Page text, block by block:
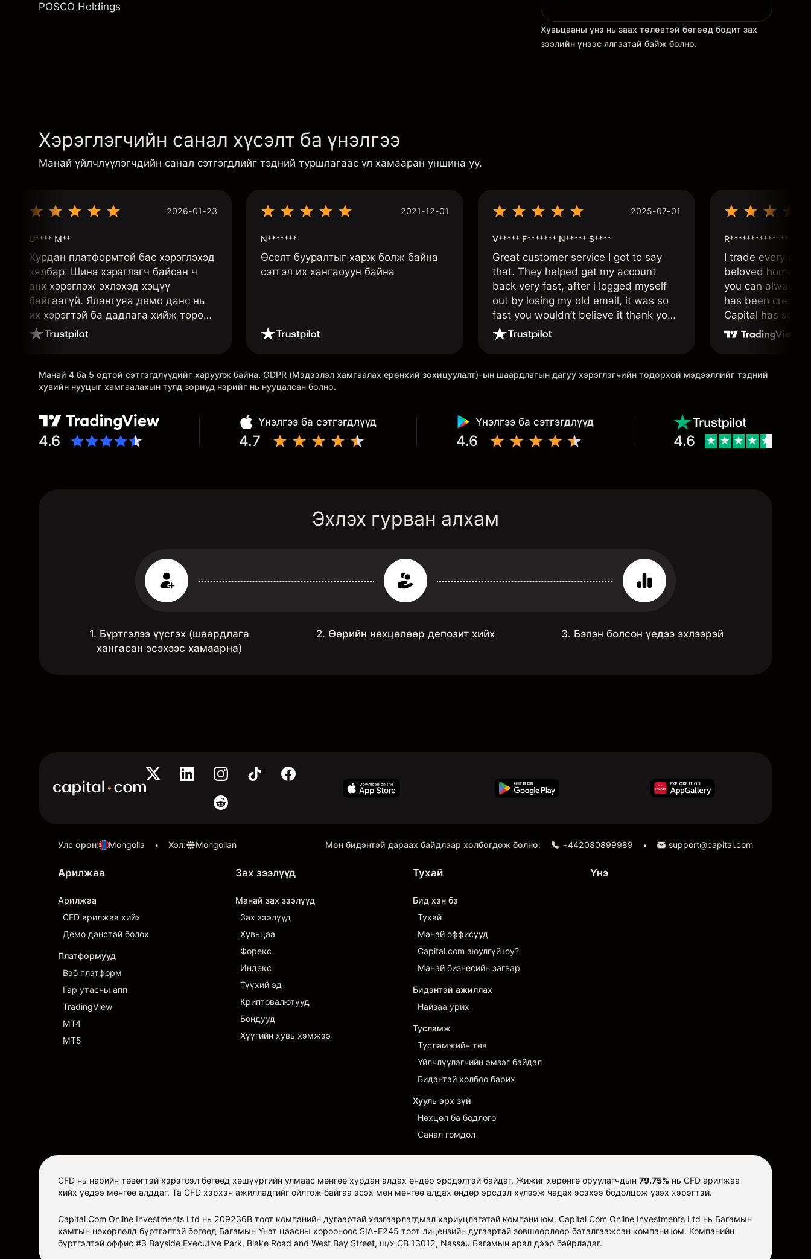
POSCO Holdings
Хувьцааны үнэ нь заах төлөвтэй бөгөөд бодит зах
зээлийн үнээс ялгаатай байж болно.
Хэрэглэгчийн санал хүсэлт ба үнэлгээ
Манай үйлчлүүлэгчдийн санал сэтгэгдлийг тэдний туршлагаас үл хамааран уншина уу.
2026-01-23
U**** M**
Хурдан платформтой бас хэрэглэхэд
хялбар. Шинэ хэрэглэгч байсан ч
анх хэрэглэж эхлэхэд хэцүү
байгаагүй. Ялангуяа демо данс нь
их хэрэгтэй ба дадлага хийж төрөл
бүрийн функцуудийг нь туршиж
2021-12-01
N*******
Өсөлт бууралтыг харж болж байна
сэтгэл их хангаоуун байна
2025-07-01
V***** F******* N***** S****
Great customer service I got to say
that. They helped get my account
back very fast, after i logged myself
out by losing my old email, it was so
fast you wouldn’t believe it thank you
once again.
R**************
I trade every day
beloved home. I
you can always
has been
Capital has soul!
Манай 4 ба 5 одтой сэтгэгдлүүдийг харуулж байна. GDPR (Мэдээлэл хамгаалах ерөнхий зохицуулалт)-ын шаардлагын дагуу хэрэглэгчийн тодорхой мэдээллийг тэдний
хувийн нууцыг хамгаалахын тулд зориуд нэрийг нь нууцалсан болно.
4.6
Үнэлгээ ба сэтгэгдлүүд
4.7
Үнэлгээ ба сэтгэгдлүүд
4.6 4.6
Эхлэх гурван алхам
1. Бүртгэлээ үүсгэх (шаардлага
хангасан эсэхээс хамаарна)
2. Өөрийн нөхцөлөөр депозит хийх 3. Бэлэн болсон үедээ эхлээрэй
Улс орон: Mongolia • Хэл: Mongolian Мөн бидэнтэй дараах байдлаар холбогдож болно: +442080899989 • support@capital.com
Арилжаа
Арилжаа
CFD арилжаа хийх
Демо данстай болох
Платформууд
Вэб платформ
Гар утасны апп
TradingView
MT4
MT5
Зах зээлүүд
Манай зах зээлүүд
Зах зээлүүд
Хувьцаа
Форекс
Индекс
Түүхий эд
Криптовалютууд
Бондууд
Хүүгийн хувь хэмжээ
Тухай
Бид хэн бэ
Тухай
Манай оффисууд
Capital.com аюулгүй юу?
Манай бизнесийн загвар
Бидэнтэй ажиллах
Найзаа урих
Тусламж
Тусламжийн төв
Үйлчлүүлэгчийн эмзэг байдал
Бидэнтэй холбоо барих
Хууль эрх зүй
Нөхцөл ба бодлого
Санал гомдол
Үнэ
CFD нь нарийн төвөгтэй хэрэгсэл бөгөөд хөшүүргийн улмаас мөнгөө хурдан алдах өндөр эрсдэлтэй байдаг. Жижиг хөрөнгө оруулагчдын 79.75% нь CFD арилжаа
хийх үедээ мөнгөө алддаг. Та CFD хэрхэн ажилладгийг ойлгож байгаа эсэх мөн мөнгөө алдах өндөр эрсдэл хүлээж чадах эсэхээ бодолцож үзэх хэрэгтэй.
Capital Com Online Investments Ltd нь 209236B тоот компанийн дугаартай хязгаарлагдмал хариуцлагатай компани юм. Capital Com Online Investments Ltd нь Багамын
хамтын нөхөрлөлд бүртгэлтэй бөгөөд Багамын Үнэт цаасны хорооноос SIA-F245 тоот лицензийн дугаартай зөвшөөрлөөр баталгаажсан компани юм. Компанийн
бүртгэлтэй оффис #3 Bayside Executive Park, Blake Road and West Bay Street, ш/х CB 13012, Nassau Багамын арал дээр байрладаг.